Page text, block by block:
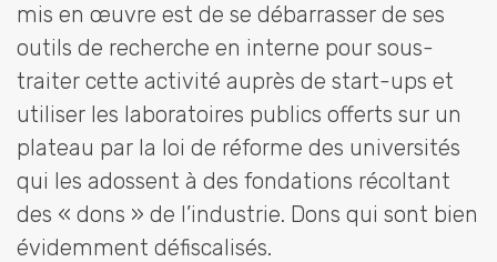
mis en œuvre est de se débarrasser de ses
outils de recherche en interne pour sous-
traiter cette activité auprès de start-ups et
utiliser les laboratoires publics offerts sur un
plateau par la loi de réforme des universités
qui les adossent à des fondations récoltant
des « dons » de l’industrie. Dons qui sont bien
évidemment défiscalisés.